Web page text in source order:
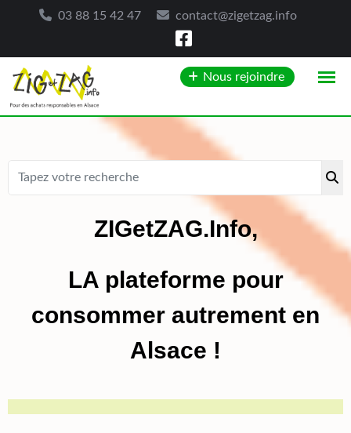
03 88 15 42 47 contact@zigetzag.info
Nous rejoindre
ZIGetZAG.Info,
LA plateforme pour
consommer autrement en
Alsace !